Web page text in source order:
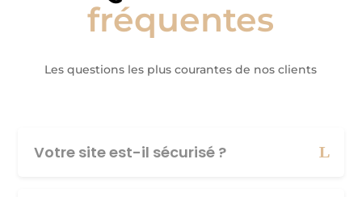
fréquentes
Les questions les plus courantes de nos clients
Votre site est-il sécurisé ?